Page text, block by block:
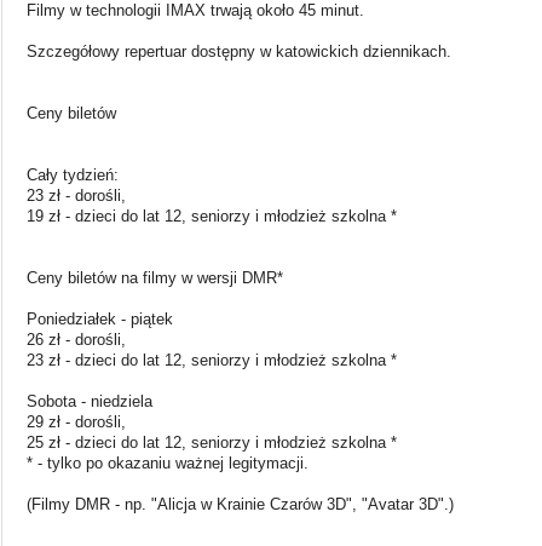
Filmy w technologii IMAX trwają około 45 minut.
Szczegółowy repertuar dostępny w katowickich dziennikach.
Ceny biletów
Cały tydzień:
23 zł - dorośli,
19 zł - dzieci do lat 12, seniorzy i młodzież szkolna *
Ceny biletów na filmy w wersji DMR*
Poniedziałek - piątek
26 zł - dorośli,
23 zł - dzieci do lat 12, seniorzy i młodzież szkolna *
Sobota - niedziela
29 zł - dorośli,
25 zł - dzieci do lat 12, seniorzy i młodzież szkolna *
* - tylko po okazaniu ważnej legitymacji.
(Filmy DMR - np. "Alicja w Krainie Czarów 3D", "Avatar 3D".)